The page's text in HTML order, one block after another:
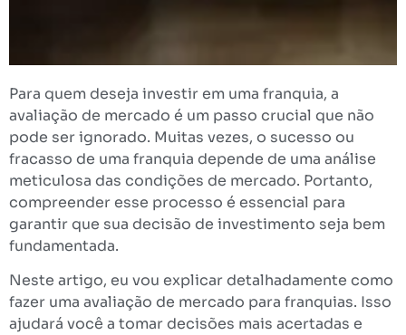
Para quem deseja investir em uma franquia, a
avaliação de mercado é um passo crucial que não
pode ser ignorado. Muitas vezes, o sucesso ou
fracasso de uma franquia depende de uma análise
meticulosa das condições de mercado. Portanto,
compreender esse processo é essencial para
garantir que sua decisão de investimento seja bem
fundamentada.
Neste artigo, eu vou explicar detalhadamente como
fazer uma avaliação de mercado para franquias. Isso
ajudará você a tomar decisões mais acertadas e